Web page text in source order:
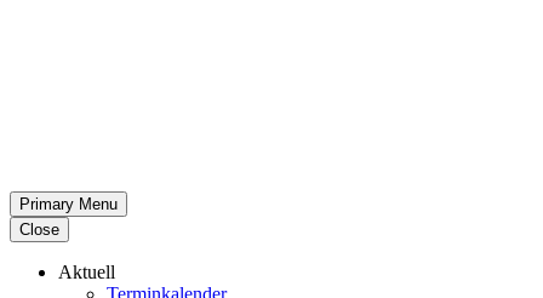
Primary Menu
Close
Aktuell
Termin­ka­lender